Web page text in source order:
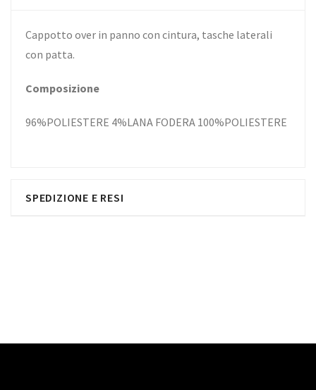
Cappotto over in panno con cintura, tasche laterali
con patta.
Composizione
96%POLIESTERE 4%LANA FODERA 100%POLIESTERE
SPEDIZIONE E RESI